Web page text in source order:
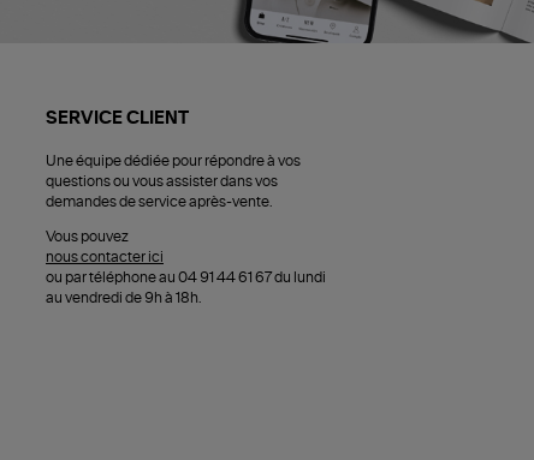
SERVICE CLIENT
Une équipe dédiée pour répondre à vos
questions ou vous assister dans vos
demandes de service après-vente.
Vous pouvez
nous contacter ici
ou par téléphone au 04 91 44 61 67 du lundi
au vendredi de 9h à 18h.